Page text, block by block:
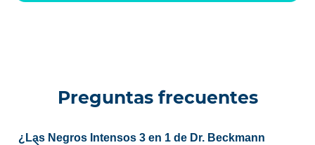
Preguntas frecuentes
¿Las Negros Intensos 3 en 1 de Dr. Beckmann